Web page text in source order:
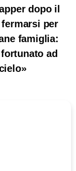
dopo il
per
famiglia:
ad